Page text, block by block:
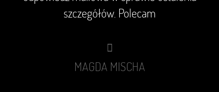
szczegółów. Polecam
MAGDA MISCHA